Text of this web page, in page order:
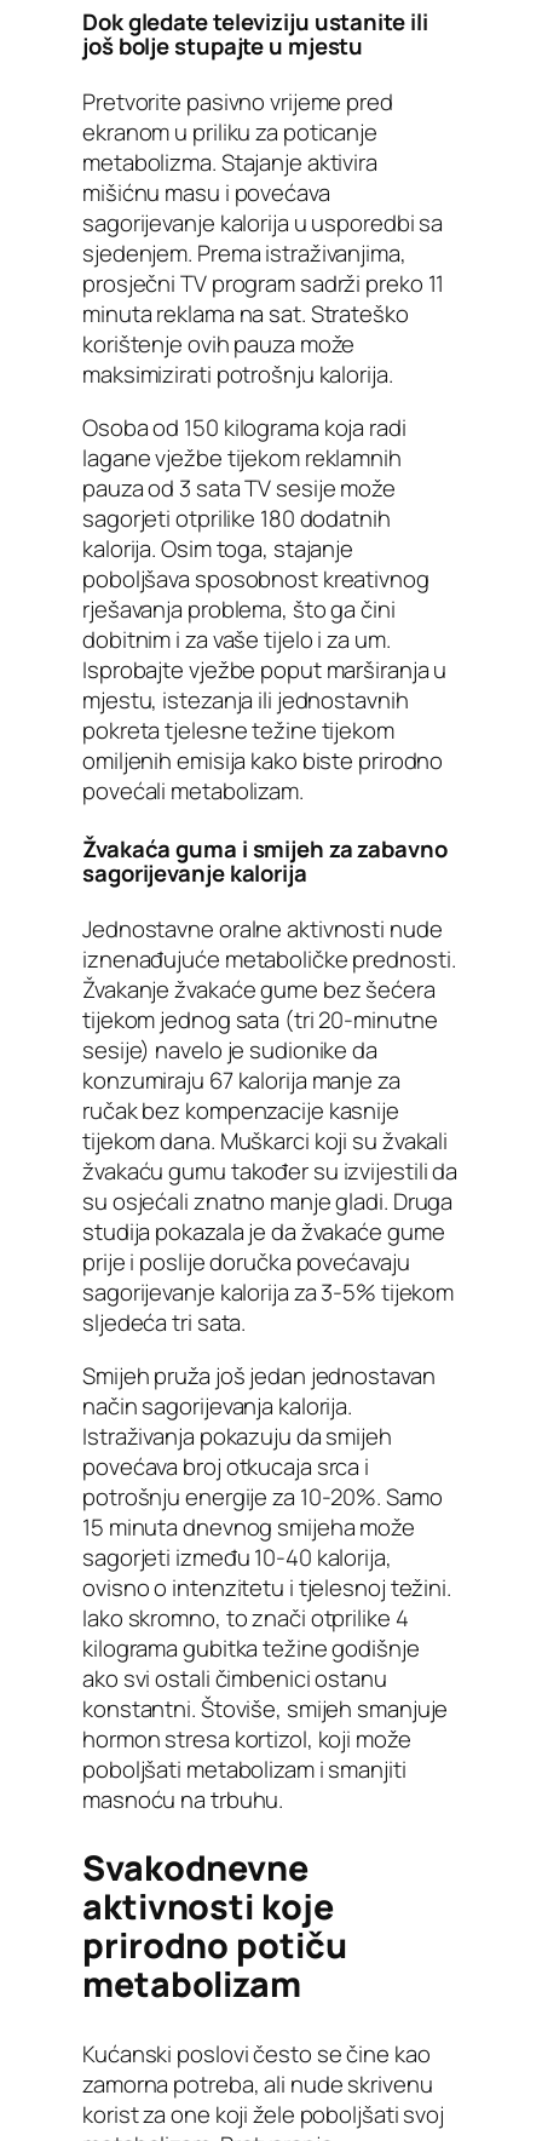
Dok gledate televiziju ustanite ili
još bolje stupajte u mjestu
Pretvorite pasivno vrijeme pred
ekranom u priliku za poticanje
metabolizma. Stajanje aktivira
mišićnu masu i povećava
sagorijevanje kalorija u usporedbi sa
sjedenjem. Prema istraživanjima,
prosječni TV program sadrži preko 11
minuta reklama na sat. Strateško
korištenje ovih pauza može
maksimizirati potrošnju kalorija.
Osoba od 150 kilograma koja radi
lagane vježbe tijekom reklamnih
pauza od 3 sata TV sesije može
sagorjeti otprilike 180 dodatnih
kalorija. Osim toga, stajanje
poboljšava sposobnost kreativnog
rješavanja problema, što ga čini
dobitnim i za vaše tijelo i za um.
Isprobajte vježbe poput marširanja u
mjestu, istezanja ili jednostavnih
pokreta tjelesne težine tijekom
omiljenih emisija kako biste prirodno
povećali metabolizam.
Žvakaća guma i smijeh za zabavno
sagorijevanje kalorija
Jednostavne oralne aktivnosti nude
iznenađujuće metaboličke prednosti.
Žvakanje žvakaće gume bez šećera
tijekom jednog sata (tri 20-minutne
sesije) navelo je sudionike da
konzumiraju 67 kalorija manje za
ručak bez kompenzacije kasnije
tijekom dana. Muškarci koji su žvakali
žvakaću gumu također su izvijestili da
su osjećali znatno manje gladi. Druga
studija pokazala je da žvakaće gume
prije i poslije doručka povećavaju
sagorijevanje kalorija za 3-5% tijekom
sljedeća tri sata.
Smijeh pruža još jedan jednostavan
način sagorijevanja kalorija.
Istraživanja pokazuju da smijeh
povećava broj otkucaja srca i
potrošnju energije za 10-20%. Samo
15 minuta dnevnog smijeha može
sagorjeti između 10-40 kalorija,
ovisno o intenzitetu i tjelesnoj težini.
Iako skromno, to znači otprilike 4
kilograma gubitka težine godišnje
ako svi ostali čimbenici ostanu
konstantni. Štoviše, smijeh smanjuje
hormon stresa kortizol, koji može
poboljšati metabolizam i smanjiti
masnoću na trbuhu.
Svakodnevne
aktivnosti koje
prirodno potiču
metabolizam
Kućanski poslovi često se čine kao
zamorna potreba, ali nude skrivenu
korist za one koji žele poboljšati svoj